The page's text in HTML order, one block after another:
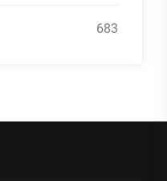
683